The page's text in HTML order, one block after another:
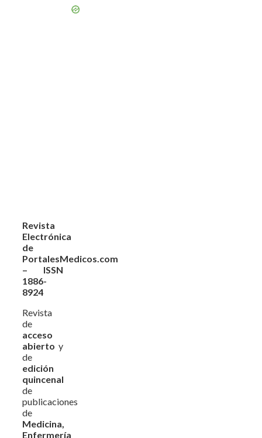
Revista
Electrónica
de
PortalesMedicos.com
– ISSN
1886-
8924
Revista
de
acceso
abierto y
de
edición
quincenal
de
publicaciones
de
Medicina,
Enfermería